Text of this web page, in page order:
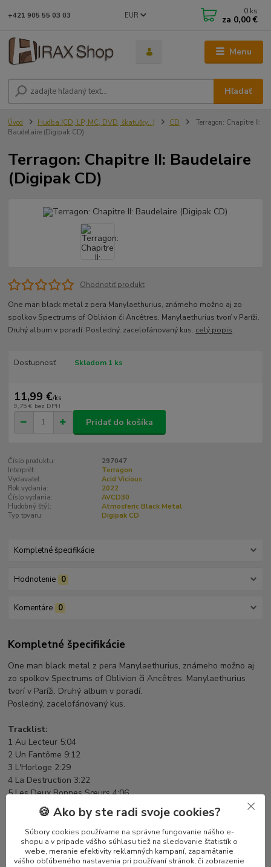
Menu
EUR
Hľadať
+421 905 55 03 03 0 ks
za 0,00 €
Úvod Hudba (CD, LP, MC, DVD, škatuľky...) CD
Terragon: Chapitre II:
Baudelaire (Digipak CD)
Terragon: Chapitre II: Baudelaire
(Digipak CD)
Ohodnotiť produkt
One man black metal z pera Manylaethurius, známeho možno aj zo
spolkov Spectrums of Oblivion či Ancêtres. Manylaethurius tvorí v Paríži.
Druhý album v poradí. Posledný, zacelofánovaný kus. celý popis
Dostupnosť Skladom 1 ks
11,99 €/ks
9,75 € bez DPH
Pridať do košíka
Číslo produktu:
297047
Interprét:
Terragon
Vydavateľ:
Acid Vicious
Rok vydania:
2022
Číslo vydania:
AVCD30
Hudobný štýl:
Atmosferic Black Metal
Typ tovaru:
Digipak CD
Kompletné špecifikácie
Hodnotenie 0
Komentáre 0
Kompletné špecifikácie
One man black metal z pera Manylaethurius, známeho možno aj
zo spolkov Spectrums of Oblivion či Ancêtres. Manylaethurius
tvorí v Paríži. Druhý album v poradí.
Posledný, zacelofánovaný kus.
Tracklist:
1 Au Lecteur 5:04
2 Un Fantôme 9:12
3 L'Horloge 2:29
4 La Destruction 3:22
5 Les Deux Bonnes Sœurs 4:06
6 Danse Macabre 2:32
7 L'Ennemi 4:18
8 Le Gouffre 2:52
9 Les Litanies De Satan 7:40
10 Duellum 2:37
🍪 Ako by ste radi svoje cookies?
Súbory cookies používame na správne fungovanie nášho e-
shopu a v prípade vášho súhlasu tiež na sledovanie štatistík o
webe, meranie efektivity reklamných kampaní, zapamätanie
vášho obľúbeného nastavenia pri používaní stránok, či zobrazenie